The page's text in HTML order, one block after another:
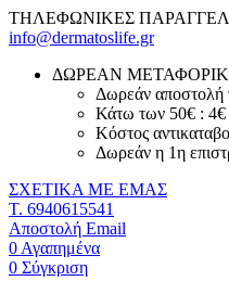
ΤΗΛΕΦΩΝΙΚΕΣ
info@dermatoslife.gr
ΔΩΡΕΑΝ
Δωρεάν αποστολή
Κάτω των 50€ : 4€
Κόστος
Δωρεάν η 1η
ΣΧΕΤΙΚΑ ΜΕ ΕΜΑΣ
T. 6940615541
Αποστολή Email
0 Αγαπημένα
0 Σύγκριση